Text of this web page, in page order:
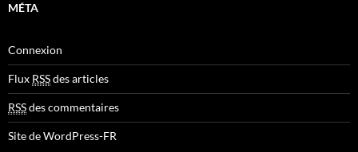
MÉTA
Connexion
Flux RSSdes articles
RSSdes commentaires
Site de WordPress-FR